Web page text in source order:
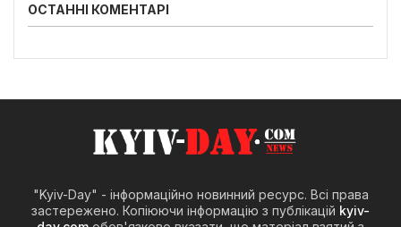
ОСТАННІ КОМЕНТАРІ
"Kyiv-Day" - інформаційно новинний ресурс. Всі права
застережено. Копіюючи інформацію з публікацій kyiv-